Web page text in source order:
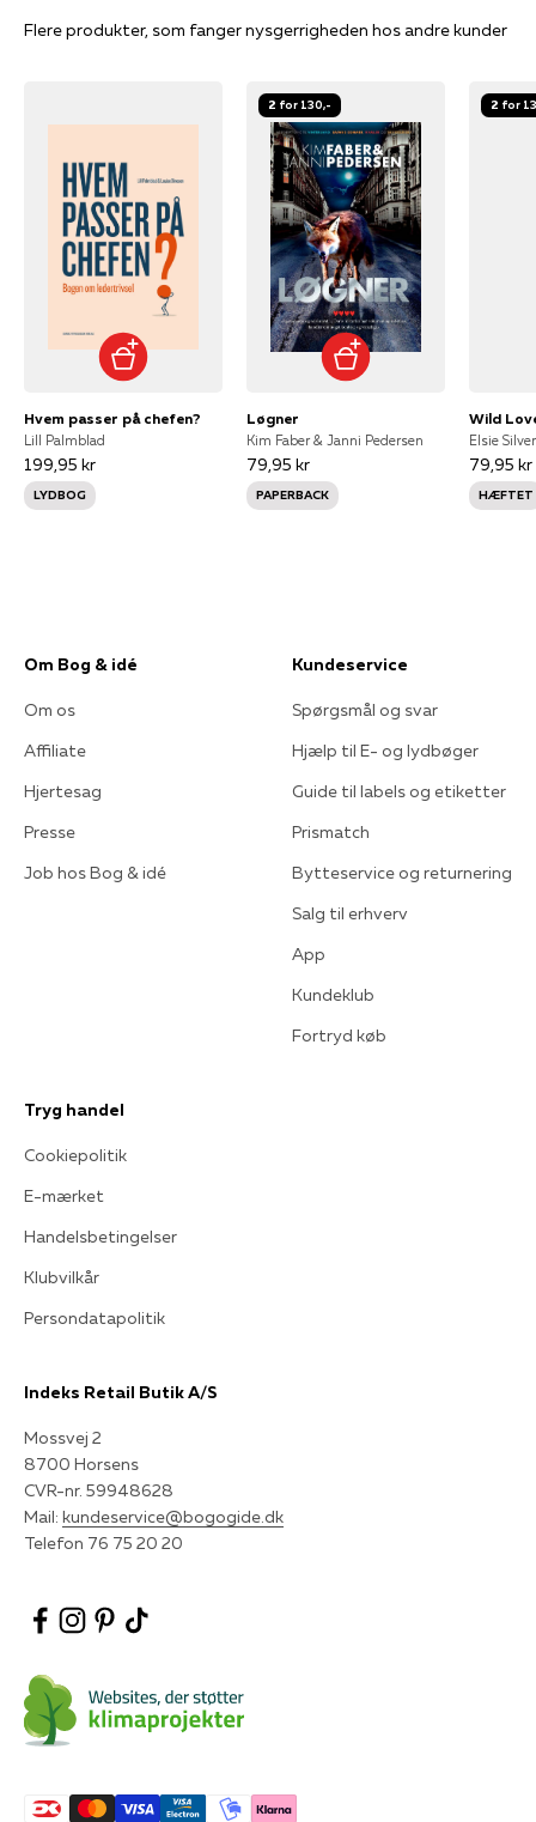
Flere produkter, som fanger nysgerrigheden hos andre kunder
Hvem passer på chefen?
Lill Palmblad
199,95 kr
LYDBOG
2 for 130,-
Løgner
Kim Faber & Janni Pedersen
79,95 kr
PAPERBACK
2 for
Wild
Elsie Silver
79,95 kr
HÆFTET
Om Bog & idé
Om os
Affiliate
Hjertesag
Presse
Job hos Bog & idé
Kundeservice
Spørgsmål og svar
Hjælp til E- og lydbøger
Guide til labels og etiketter
Prismatch
Bytteservice og returnering
Salg til erhverv
App
Kundeklub
Fortryd køb
Tryg handel
Cookiepolitik
E-mærket
Handelsbetingelser
Klubvilkår
Persondatapolitik
Indeks Retail Butik A/S
Mossvej 2
8700 Horsens
CVR-nr. 59948628
Mail: kundeservice@bogogide.dk
Telefon 76 75 20 20